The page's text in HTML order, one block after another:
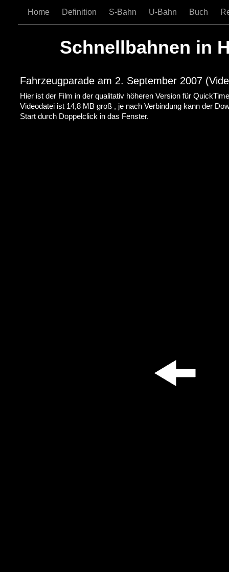
Home Definition S-Bahn U-Bahn Buch
Schnellbahnen in
Hier ist der Film in der qualitativ höheren Version für
Videodatei ist 14,8 MB groß , je nach Verbindung kann der
Start durch Doppelclick in das Fenster.
Fahrzeugparade am 2. September 2007